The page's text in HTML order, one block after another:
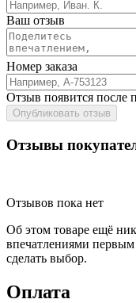
Ваш отзыв
Номер заказа
Отзыв появится после
Опубликовать отзыв
Отзывы
Отзывов пока нет
Об этом товаре ещё
впечатлениями
сделать выбор.
Оплата